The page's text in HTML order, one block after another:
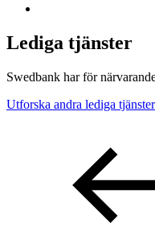
Lediga tjänster
Swedbank har för
Utforska andra lediga